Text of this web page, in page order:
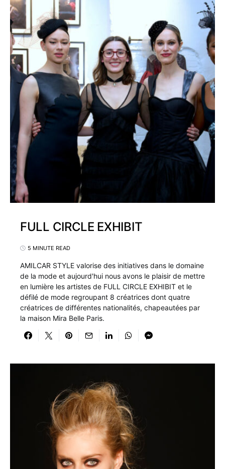
FULL CIRCLE EXHIBIT
5 MINUTE READ
AMILCAR STYLE valorise des initiatives dans le domaine
de la mode et aujourd'hui nous avons le plaisir de mettre
en lumière les artistes de FULL CIRCLE EXHIBIT et le
défilé de mode regroupant 8 créatrices dont quatre
créatrices de différentes nationalités, chapeautées par
la maison Mira Belle Paris.